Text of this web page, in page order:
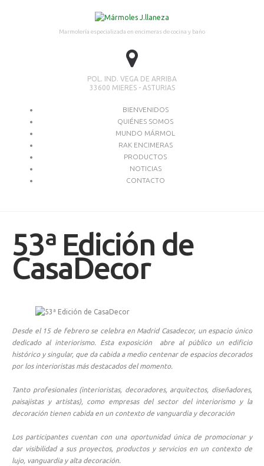
Marmolería especializada en encimeras de cocina y baño
POL. IND. VEGA DE ARRIBA
33600 MIERES - ASTURIAS
BIENVENIDOS
QUIÉNES SOMOS
MUNDO MÁRMOL
RAK ENCIMERAS
PRODUCTOS
NOTICIAS
CONTACTO
53ª Edición de
CasaDecor
Desde el 15 de febrero se celebra en Madrid Casadecor, un espacio único
dedicado al interiorismo. Esta exposición abre al público un edificio
histórico y singular, que da cabida a medio centenar de espacios decorados
por los interioristas más destacados del momento.
Tanto profesionales (interioristas, decoradores, arquitectos, diseñadores,
paisajistas y artistas), como empresas del sector del interiorismo y la
decoración tienen cabida en un contexto de vanguardia y decoración
Los participantes cuentan con una oportunidad única de promocionar y
dar visibilidad a sus proyectos, productos y servicios en un contexto de
lujo, vanguardia y alta decoración.